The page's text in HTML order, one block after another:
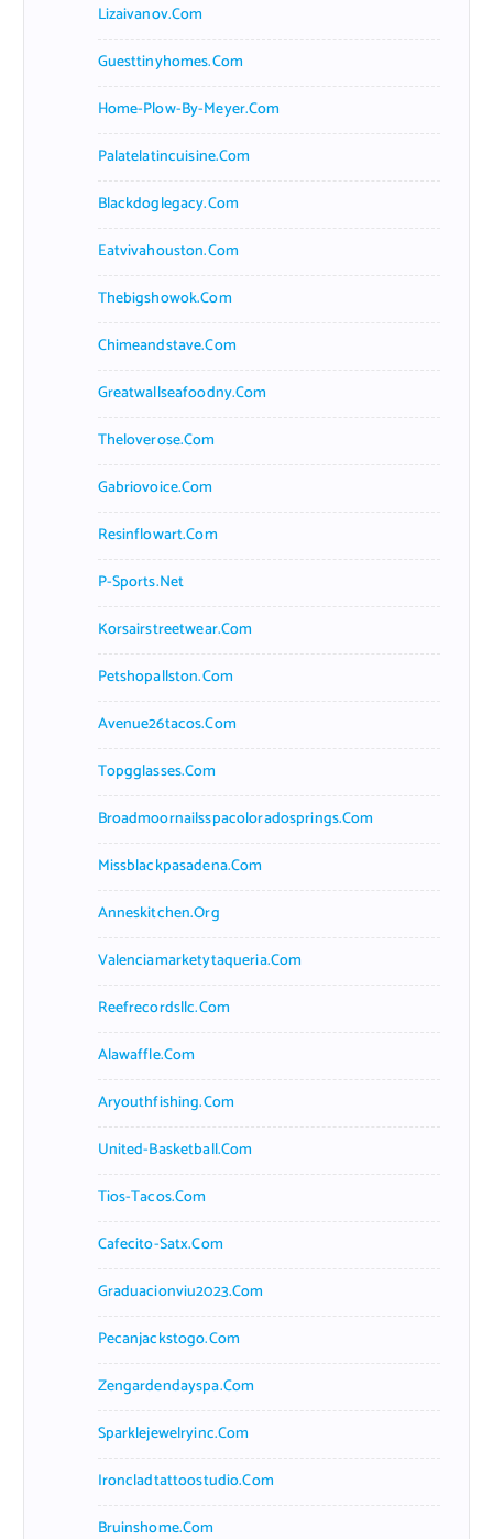
Lizaivanov.com
Guesttinyhomes.com
Home-Plow-By-Meyer.com
Palatelatincuisine.com
Blackdoglegacy.com
Eatvivahouston.com
Thebigshowok.com
Chimeandstave.com
Greatwallseafoodny.com
Theloverose.com
Gabriovoice.com
Resinflowart.com
P-Sports.net
Korsairstreetwear.com
Petshopallston.com
Avenue26tacos.com
Topgglasses.com
Broadmoornailsspacoloradosprings.com
Missblackpasadena.com
Anneskitchen.org
Valenciamarketytaqueria.com
Reefrecordsllc.com
Alawaffle.com
Aryouthfishing.com
United-Basketball.com
Tios-Tacos.com
Cafecito-Satx.com
Graduacionviu2023.com
Pecanjackstogo.com
Zengardendayspa.com
Sparklejewelryinc.com
Ironcladtattoostudio.com
Bruinshome.com